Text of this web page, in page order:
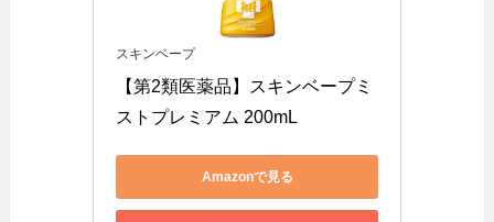
スキンベープ
【第2類医薬品】スキンベープミ
ストプレミアム 200mL
Amazonで見る